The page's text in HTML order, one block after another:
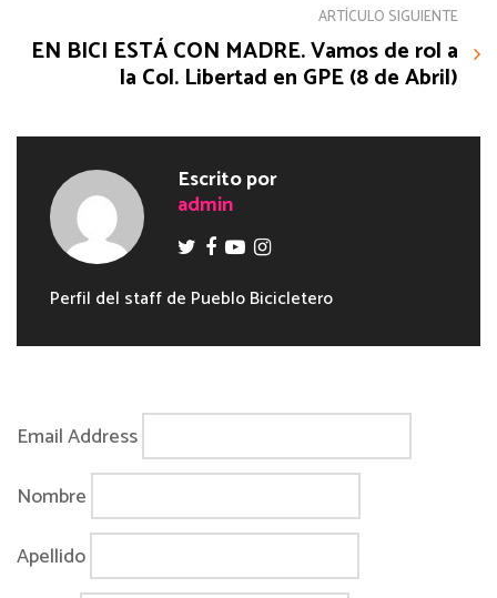
ARTÍCULO SIGUIENTE
EN BICI ESTÁ CON MADRE. Vamos de rol a
la Col. Libertad en GPE (8 de Abril)
Escrito por
admin
Perfil del staff de Pueblo Bicicletero
Email Address
Nombre
Apellido